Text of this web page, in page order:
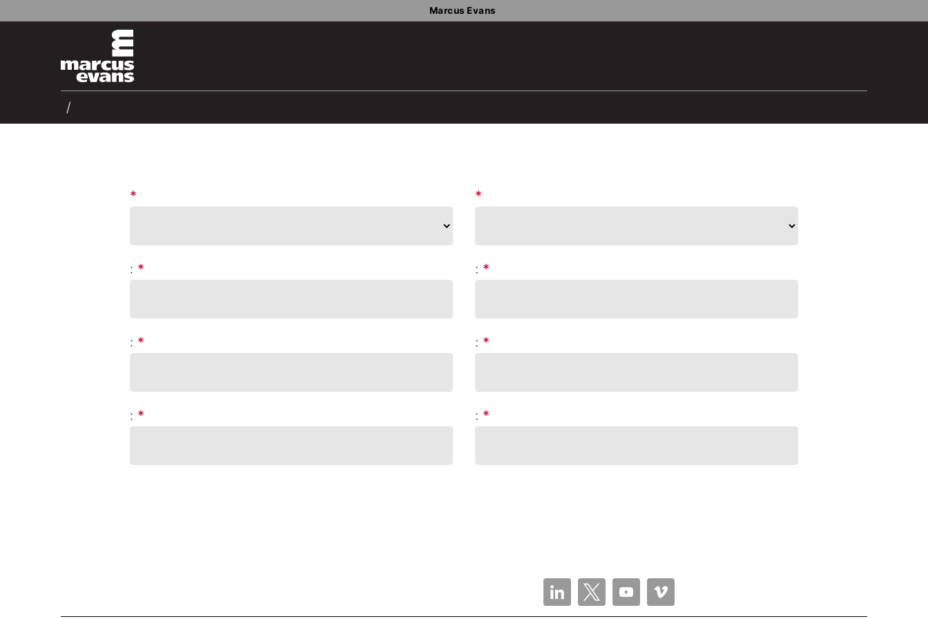
Marcus Evans
* *
: * : *
: * : *
: * : *